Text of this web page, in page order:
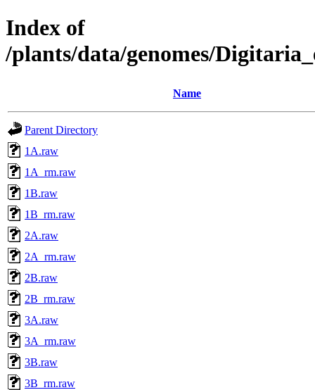
Index of
/plants/data/genomes/
Name
Parent Directory
1A.raw
1A_rm.raw
1B.raw
1B_rm.raw
2A.raw
2A_rm.raw
2B.raw
2B_rm.raw
3A.raw
3A_rm.raw
3B.raw
3B_rm.raw